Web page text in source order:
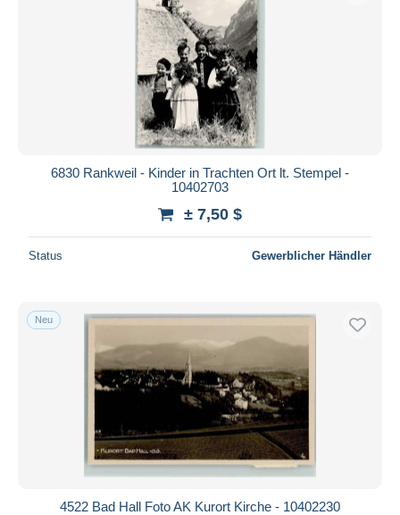
6830 Rankweil - Kinder in Trachten Ort lt. Stempel -
10402703
± 7,50 $
Status Gewerblicher Händler
Neu
4522 Bad Hall Foto AK Kurort Kirche - 10402230